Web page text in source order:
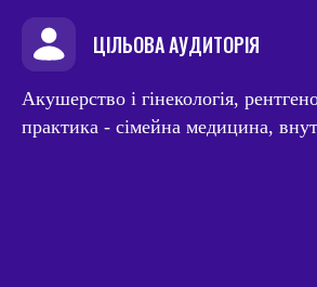
ЦІЛЬОВА АУДИТОРІЯ
Акушерство і гінекологія,
практика - сімейна медицина,